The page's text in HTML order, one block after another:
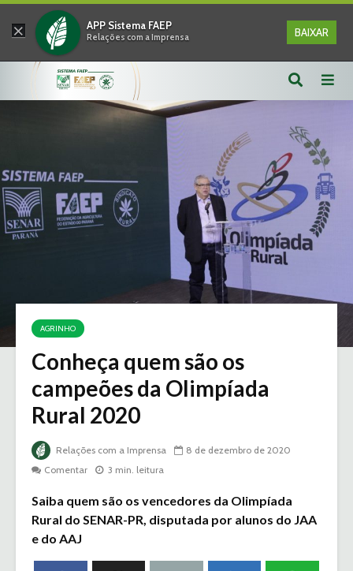
× APP Sistema FAEP
Relações com a Imprensa BAIXAR
AGRINHO
Conheça quem são os
campeões da Olimpíada
Rural 2020
Relações com a Imprensa
8 de dezembro de 2020
Comentar
3 min. leitura
Saiba quem são os vencedores da Olimpíada
Rural do SENAR-PR, disputada por alunos do JAA
e do AAJ